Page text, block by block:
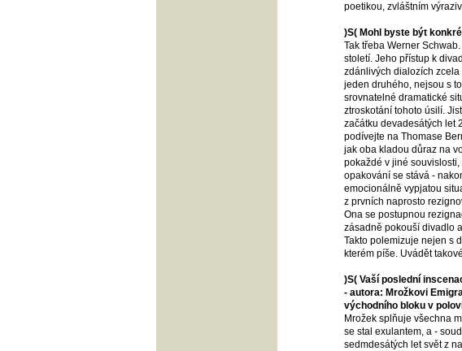
poetikou, zvláštním
)S( Mohl byste být
Tak třeba Werner
století. Jeho přístup k
zdánlivých dialozích
jeden druhého, nejsou s
srovnatelné dramatické
ztroskotání tohoto úsilí.
začátku devadesátých let
podívejte na Thomase
jak oba kladou důraz na
pokaždé v jiné
opakování se stává -
emocionálně vypjatou
z prvních naprosto
Ona se postupnou
zásadně pokouší divadlo
Takto polemizuje nejen s
kterém píše. Uvádět
)S( Vaší poslední
- autora: Mrožkovi
východního bloku v
Mrožek splňuje všechna
se stal exulantem, a -
sedmdesátých let svět z